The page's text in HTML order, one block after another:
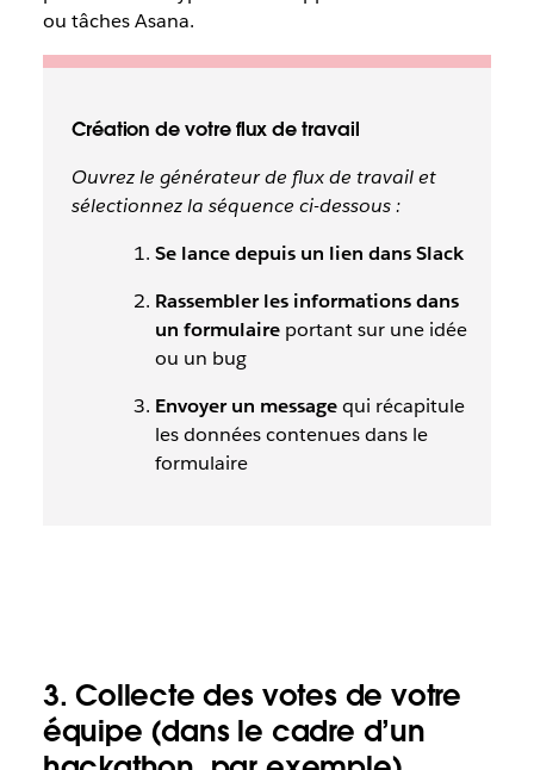
ou tâches Asana.
Création de votre flux de travail
Ouvrez le générateur de flux de travail et
sélectionnez la séquence ci-dessous :
Se lance depuis un lien dans Slack
Rassembler les informations dans
un formulaireportant sur une idée
ou un bug
Envoyer un messagequi récapitule
les données contenues dans le
formulaire
3. Collecte des votes de votre
équipe (dans le cadre d’un